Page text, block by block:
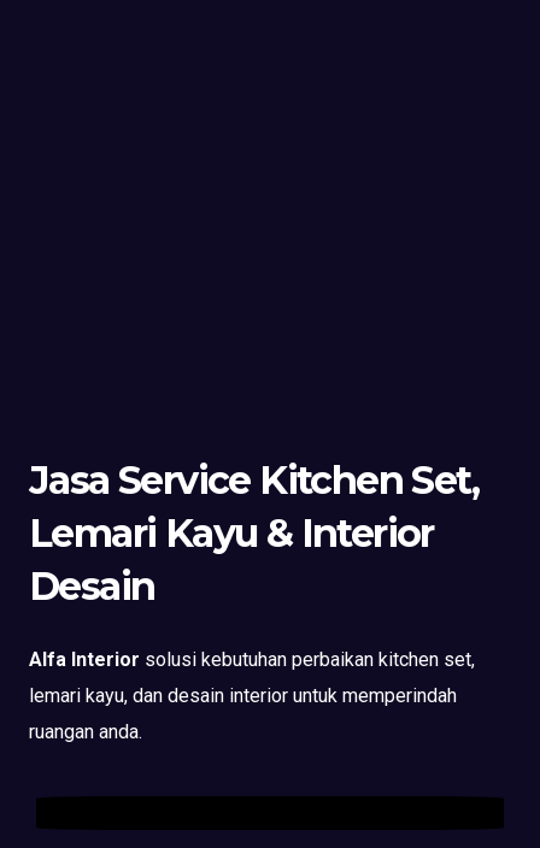
Jasa Service Kitchen Set,
Lemari Kayu & Interior
Desain
Alfa Interior solusi kebutuhan perbaikan kitchen set,
lemari kayu, dan desain interior untuk memperindah
ruangan anda.